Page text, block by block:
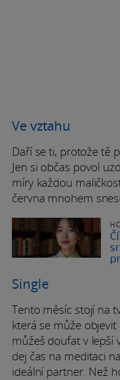
Ve vztahu
Daří se ti, protože tě
Jen si občas povol
míry každou
června mnohem
Single
Tento měsíc stojí na
která se může
můžeš doufat v lepší
dej čas na meditaci
ideální partner. Než